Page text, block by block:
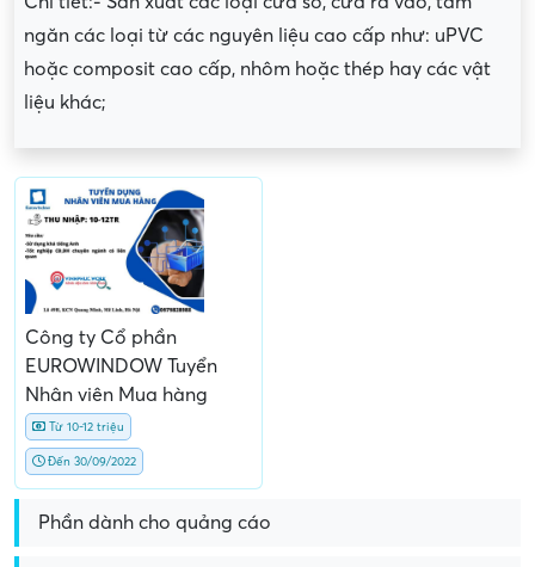
ngăn các loại từ các nguyên liệu cao cấp như: uPVC
hoặc composit cao cấp, nhôm hoặc thép hay các vật
liệu khác;
Công ty Cổ phần
EUROWINDOW Tuyển
Nhân viên Mua hàng
Từ 10-12 triệu
Đến 30/09/2022
Phần dành cho quảng cáo